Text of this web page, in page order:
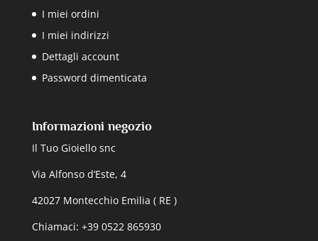
I miei ordini
I miei indirizzi
Dettagli account
Password dimenticata
Informazioni negozio
Il Tuo Gioiello snc
Via Alfonso d’Este, 4
42027 Montecchio Emilia ( RE )
Chiamaci: +39 0522 865930